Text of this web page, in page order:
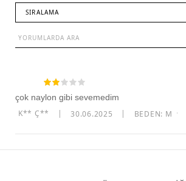
SIRALAMA
çok naylon gibi sevemedim
K** Ç** 30.06.2025 BEDEN: M ·